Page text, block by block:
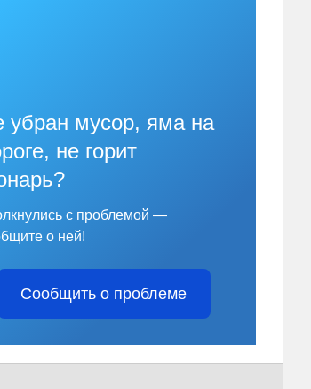
убран мусор, яма на
не горит
с проблемой —
о ней!
Сообщить о проблеме